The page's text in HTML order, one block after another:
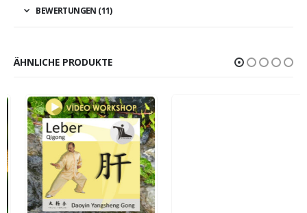
BEWERTUNGEN (11)
ÄHNLICHE PRODUKTE
5.00 out of 5
40,00€